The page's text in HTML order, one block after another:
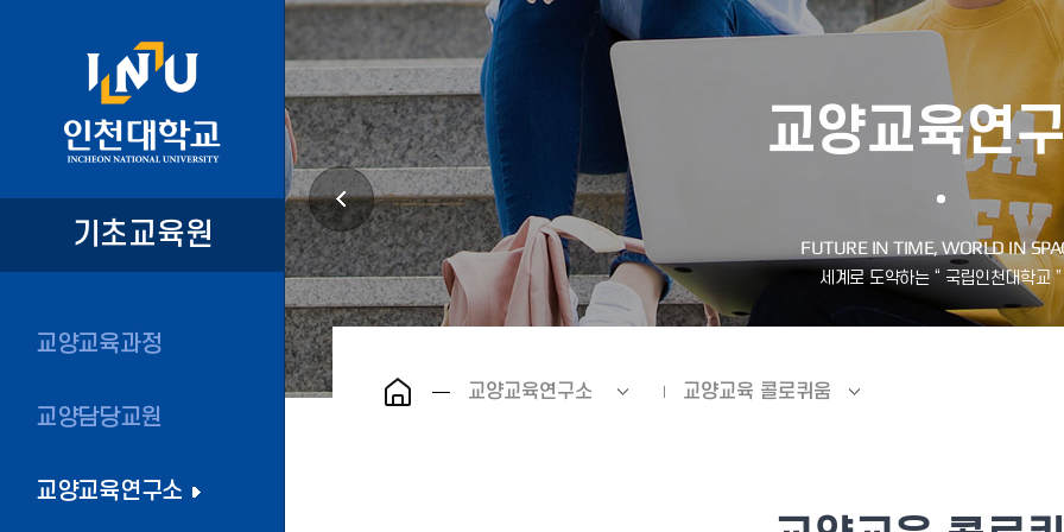
기초교육원
교양교육과정
교양담당교원
교양교육연구소
교양교육연
교양교육연구소 교양교육 콜로퀴움